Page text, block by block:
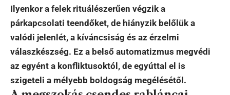
Ilyenkor a felek rituálészerűen végzik a
párkapcsolati teendőket, de hiányzik belőlük a
valódi jelenlét, a kíváncsiság és az érzelmi
válaszkészség. Ez a belső automatizmus megvédi
az egyént a konfliktusoktól, de egyúttal el is
szigeteli a mélyebb boldogság megélésétől.